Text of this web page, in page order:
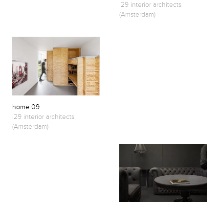
i29 interior architects
(Amsterdam)
home 09
i29 interior architects
(Amsterdam)